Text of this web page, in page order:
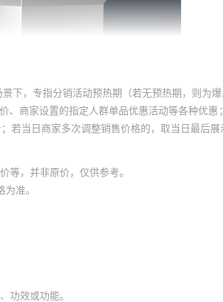
下，专指分销活动预热期（若无预热期，则为
商家设置的指定人群单品优惠活动等各种优
当日商家多次调整销售价格的，取当日最后展
等，并非原价，仅供参考。
准。
功效或功能。